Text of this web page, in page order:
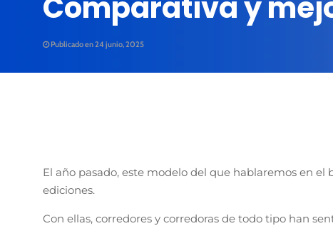
Publicado en 24 junio, 2025
El año pasado, este modelo del que hablaremos en el
ediciones.
Con ellas, corredores y corredoras de todo tipo han